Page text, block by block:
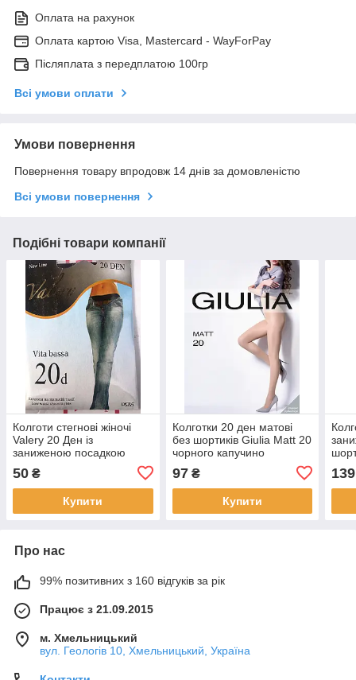
Оплата на рахунок
Оплата картою Visa, Mastercard - WayForPay
Післяплата з передплатою 100гр
Всі умови оплати
Умови повернення
Повернення товару впродовж 14 днів за домовленістю
Всі умови повернення
Подібні товари компанії
Колготи стегнові жіночі
Valery 20 Ден із
заниженою посадкою
капучино кольорів 2 3 4
50 ₴
Купити
Колготки 20 ден матові
без шортиків Giulia Matt 20
чорного капучино
бежевого кольорів розміри
2 3 4 5
97₴
Купити
139
Про нас
99% позитивних з 160 відгуків за рік
Працює з 21.09.2015
м. Хмельницький
вул. Геологів 10, Хмельницький, Україна